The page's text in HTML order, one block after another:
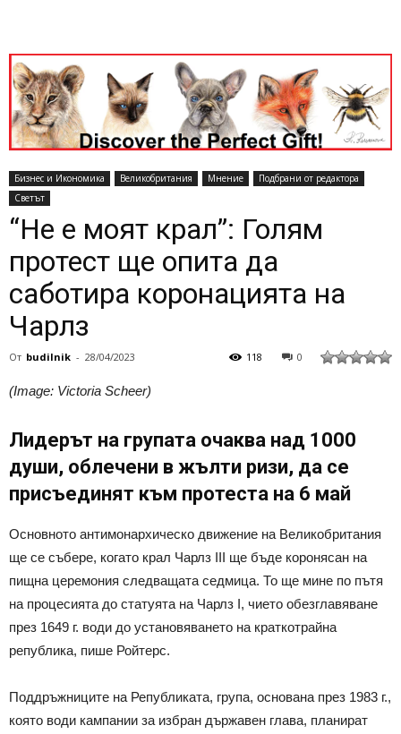
Бизнес и Икономика Великобритания Мнение
Подбрани от редактора
Светът
“Не е моят крал”: Голям
протест ще опита да
саботира коронацията на
Чарлз
От budilnik - 28/04/2023 0
118
(Image: Victoria Scheer)
Лидерът на групата очаква над 1000
души, облечени в жълти ризи, да се
присъединят към протеста на 6 май
Основното антимонархическо движение на Великобритания
ще се събере, когато крал Чарлз III ще бъде коронясан на
пищна церемония следващата седмица. То ще мине по пътя
на процесията до статуята на Чарлз I, чието обезглавяване
през 1649 г. води до установяването на краткотрайна
република, пише Ройтерс.
Поддръжниците на Републиката, група, основана през 1983 г.,
която води кампании за избран държавен глава, планират